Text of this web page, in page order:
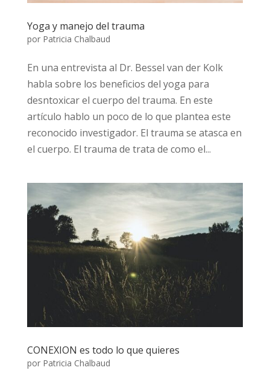
Yoga y manejo del trauma
por Patricia Chalbaud
En una entrevista al Dr. Bessel van der Kolk
habla sobre los beneficios del yoga para
desntoxicar el cuerpo del trauma. En este
artículo hablo un poco de lo que plantea este
reconocido investigador. El trauma se atasca en
el cuerpo. El trauma de trata de como el...
CONEXION es todo lo que quieres
por Patricia Chalbaud